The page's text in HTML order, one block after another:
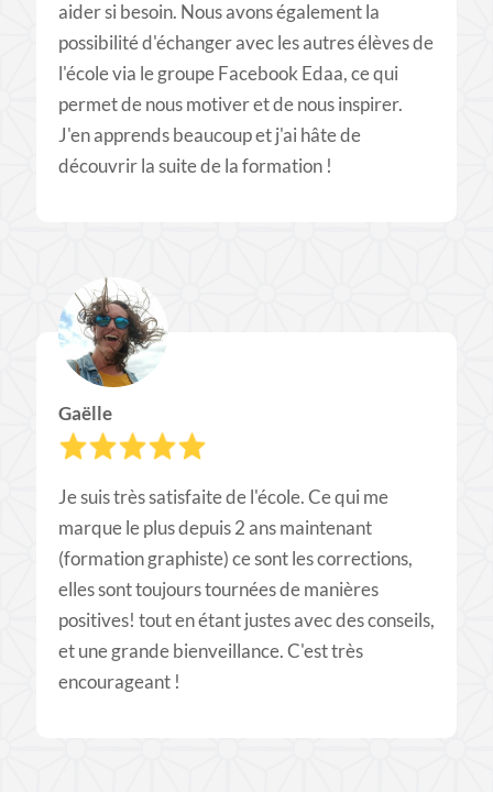
aider si besoin. Nous avons également la
possibilité d'échanger avec les autres élèves de
l'école via le groupe Facebook Edaa, ce qui
permet de nous motiver et de nous inspirer.
J'en apprends beaucoup et j'ai hâte de
découvrir la suite de la formation !
Gaëlle
Je suis très satisfaite de l'école. Ce qui me
marque le plus depuis 2 ans maintenant
(formation graphiste) ce sont les corrections,
elles sont toujours tournées de manières
positives! tout en étant justes avec des conseils,
et une grande bienveillance. C'est très
encourageant !